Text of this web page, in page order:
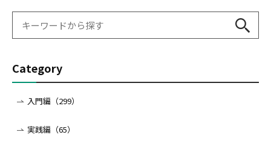
Category
入門編（299）
実践編（65）